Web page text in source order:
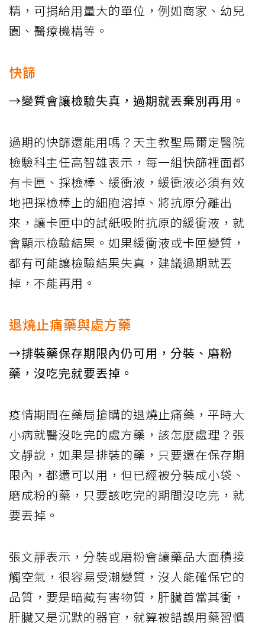
精，可捐給用量大的單位，例如商家、幼兒
園、醫療機構等。
快篩
→變質會讓檢驗失真，過期就丟棄別再用。
過期的快篩還能用嗎？天主教聖馬爾定醫院
檢驗科主任高智雄表示，每一組快篩裡面都
有卡匣、採檢棒、緩衝液，緩衝液必須有效
地把採檢棒上的細胞溶掉、將抗原分離出
來，讓卡匣中的試紙吸附抗原的緩衝液，就
會顯示檢驗結果。如果緩衝液或卡匣變質，
都有可能讓檢驗結果失真，建議過期就丟
掉，不能再用。
退燒止痛藥與處方藥
→排裝藥保存期限內仍可用，分裝、磨粉
藥，沒吃完就要丟掉。
疫情期間在藥局搶購的退燒止痛藥，平時大
小病就醫沒吃完的處方藥，該怎麼處理？張
文靜說，如果是排裝的藥，只要還在保存期
限內，都還可以用，但已經被分裝成小袋、
磨成粉的藥，只要該吃完的期間沒吃完，就
要丟掉。
張文靜表示，分裝或磨粉會讓藥品大面積接
觸空氣，很容易受潮變質，沒人能確保它的
品質，要是暗藏有害物質，肝臟首當其衝，
肝臟又是沉默的器官，就算被錯誤用藥習慣